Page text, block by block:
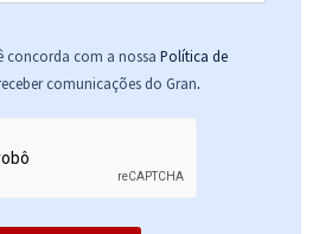
concorda com a nossa Política de
comunicações do Gran.